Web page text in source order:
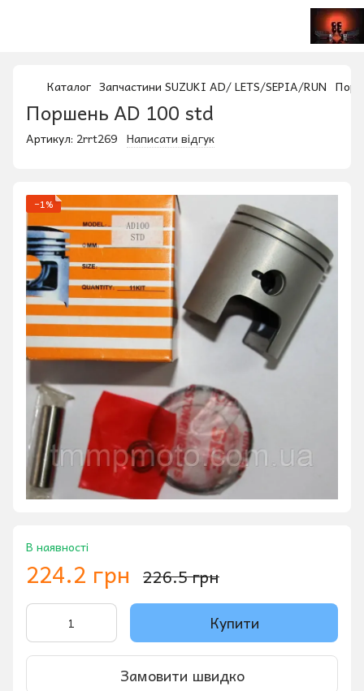
Каталог Запчастини SUZUKI AD/ LETS/SEPIA/RUN
Поршень AD 100 std
Артикул: 2rrt269 Написати відгук
−1%
В наявності
224.2 грн 226.5 грн
Купити
Замовити швидко